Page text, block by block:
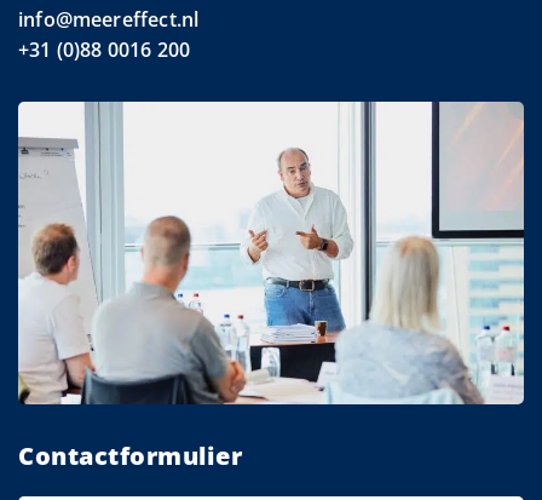
info@meereffect.nl
+31 (0)88 0016 200
Contactformulier